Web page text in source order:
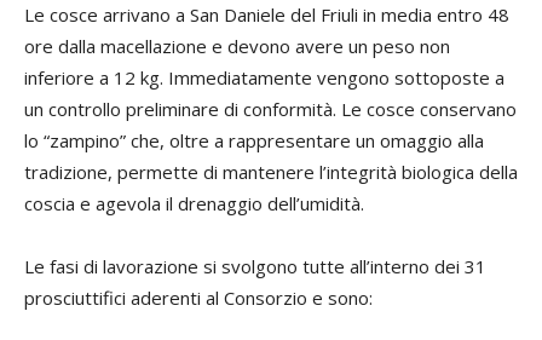
Le cosce arrivano a San Daniele del Friuli in media entro 48
ore dalla macellazione e devono avere un peso non
inferiore a 12 kg. Immediatamente vengono sottoposte a
un controllo preliminare di conformità. Le cosce conservano
lo “zampino” che, oltre a rappresentare un omaggio alla
tradizione, permette di mantenere l’integrità biologica della
coscia e agevola il drenaggio dell’umidità.
Le fasi di lavorazione si svolgono tutte all’interno dei 31
prosciuttifici aderenti al Consorzio e sono: